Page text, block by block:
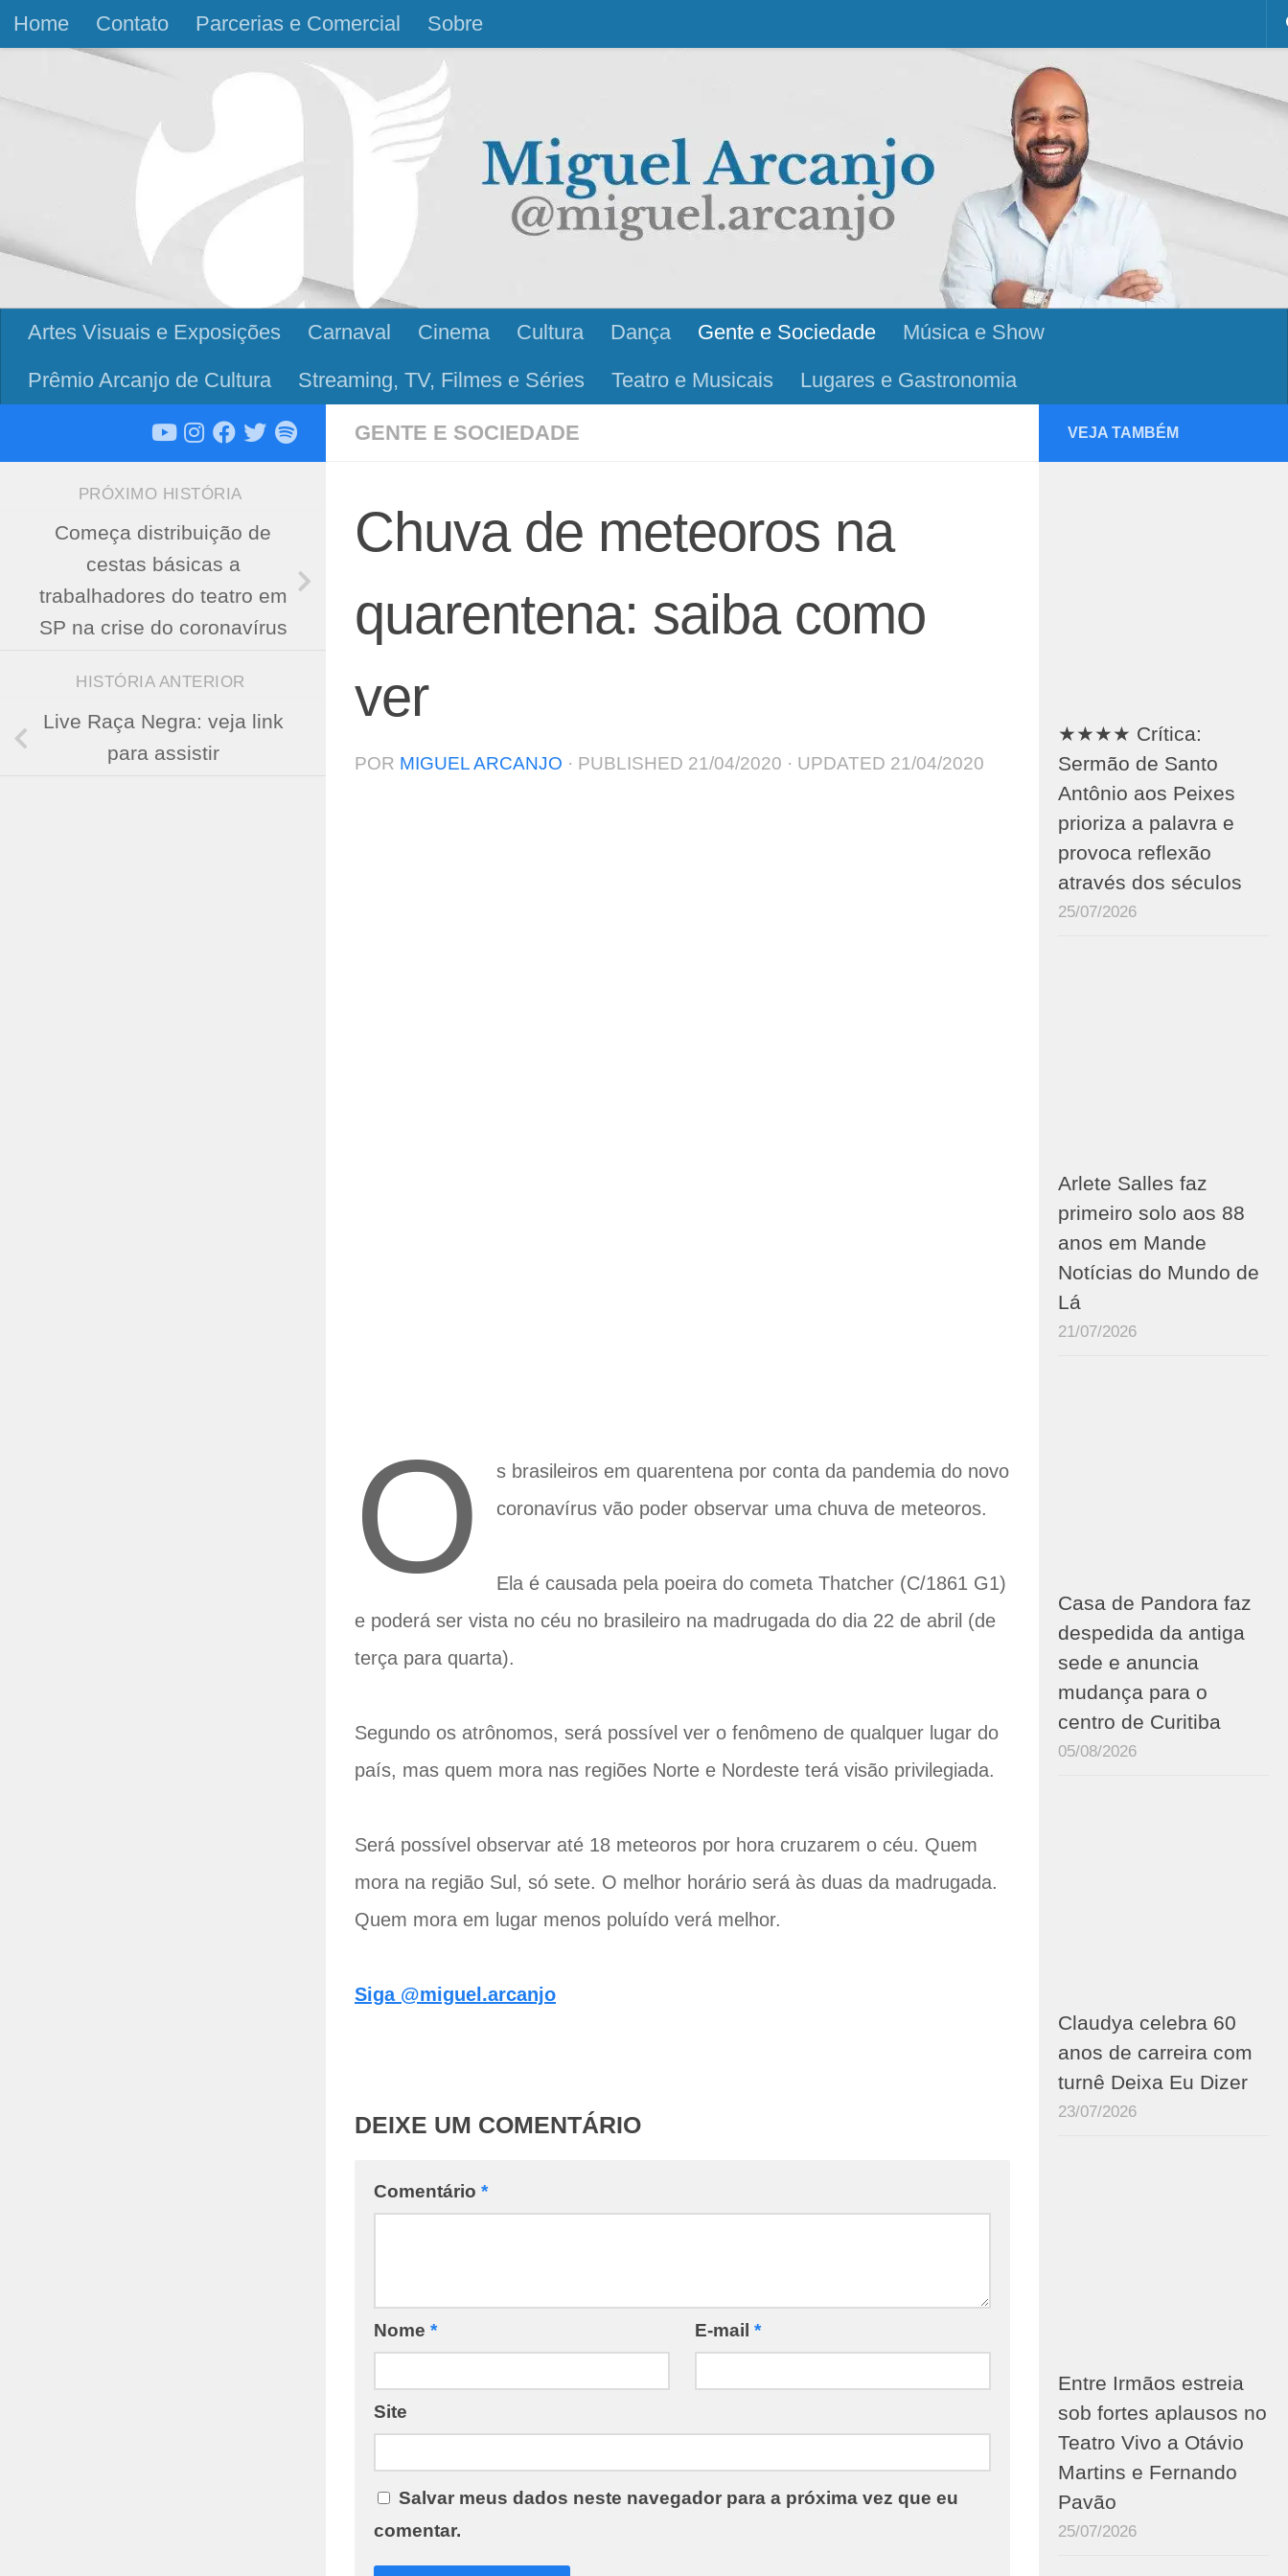
Skip to content
Home Contato Parcerias e Comercial Sobre
Artes Visuais e Exposições Carnaval Cinema Cultura Dança Gente e Sociedade
Música e Show
Prêmio Arcanjo de Cultura
Streaming, TV, Filmes e Séries Teatro e Musicais Lugares e Gastronomia
GENTE E SOCIEDADE
Chuva de meteoros na
quarentena: saiba como
ver
POR MIGUEL ARCANJO · PUBLISHED 21/04/2020 · UPDATED 21/04/2020
O
s brasileiros em quarentena por conta da pandemia do novo
coronavírus vão poder observar uma chuva de meteoros.
Ela é causada pela poeira do cometa Thatcher (C/1861 G1)
e poderá ser vista no céu no brasileiro na madrugada do dia 22 de abril (de
terça para quarta).
Segundo os atrônomos, será possível ver o fenômeno de qualquer lugar do
país, mas quem mora nas regiões Norte e Nordeste terá visão privilegiada.
Será possível observar até 18 meteoros por hora cruzarem o céu. Quem
mora na região Sul, só sete. O melhor horário será às duas da madrugada.
Quem mora em lugar menos poluído verá melhor.
Siga @miguel.arcanjo
DEIXE UM COMENTÁRIO
Comentário *
Nome * E-mail *
Site
Salvar meus dados neste navegador para a próxima vez que eu
comentar.
PRÓXIMO HISTÓRIA
Começa distribuição de
cestas básicas a
trabalhadores do teatro em
SP na crise do coronavírus
HISTÓRIA ANTERIOR
Live Raça Negra: veja link
para assistir
VEJA TAMBÉM
★★★★ Crítica:
Sermão de Santo
Antônio aos Peixes
prioriza a palavra e
provoca reflexão
através dos séculos
25/07/2026
Arlete Salles faz
primeiro solo aos 88
anos em Mande
Notícias do Mundo de
Lá
21/07/2026
Casa de Pandora faz
despedida da antiga
sede e anuncia
mudança para o
centro de Curitiba
05/08/2026
Claudya celebra 60
anos de carreira com
turnê Deixa Eu Dizer
23/07/2026
Entre Irmãos estreia
sob fortes aplausos no
Teatro Vivo a Otávio
Martins e Fernando
Pavão
25/07/2026